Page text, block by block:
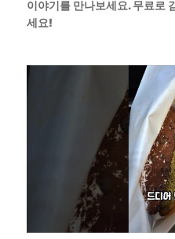
이야기를 만나보세요. 무료로
세요!